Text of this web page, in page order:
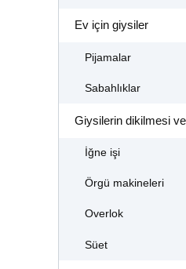
Ev için giysiler
Pijamalar
Sabahlıklar
Giysilerin dikilmesi
İğne işi
Örgü makineleri
Overlok
Süet